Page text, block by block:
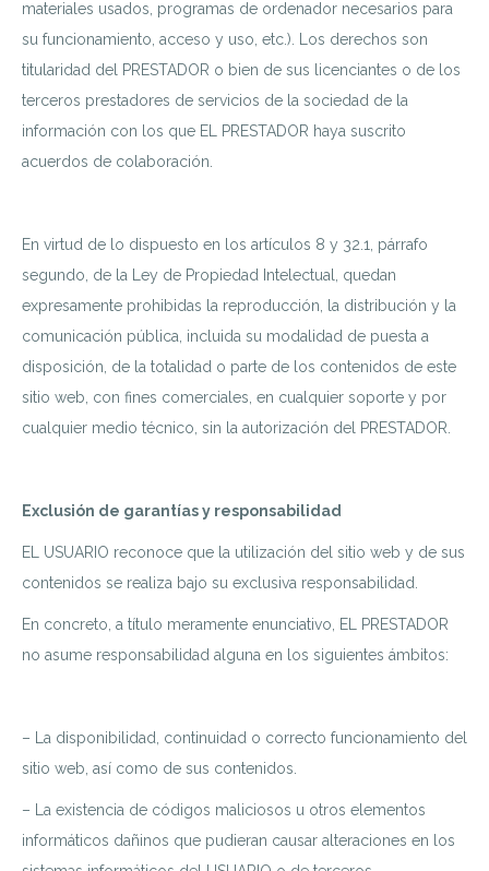
materiales usados, programas de ordenador necesarios para
su funcionamiento, acceso y uso, etc.). Los derechos son
titularidad del PRESTADOR o bien de sus licenciantes o de los
terceros prestadores de servicios de la sociedad de la
información con los que EL PRESTADOR haya suscrito
acuerdos de colaboración.
En virtud de lo dispuesto en los artículos 8 y 32.1, párrafo
segundo, de la Ley de Propiedad Intelectual, quedan
expresamente prohibidas la reproducción, la distribución y la
comunicación pública, incluida su modalidad de puesta a
disposición, de la totalidad o parte de los contenidos de este
sitio web, con fines comerciales, en cualquier soporte y por
cualquier medio técnico, sin la autorización del PRESTADOR.
Exclusión de garantías y responsabilidad
EL USUARIO reconoce que la utilización del sitio web y de sus
contenidos se realiza bajo su exclusiva responsabilidad.
En concreto, a título meramente enunciativo, EL PRESTADOR
no asume responsabilidad alguna en los siguientes ámbitos:
– La disponibilidad, continuidad o correcto funcionamiento del
sitio web, así como de sus contenidos.
– La existencia de códigos maliciosos u otros elementos
informáticos dañinos que pudieran causar alteraciones en los